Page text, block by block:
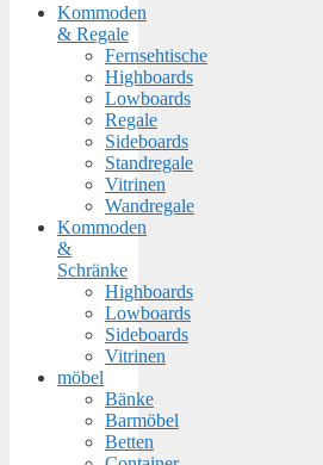
Kommoden
& Regale
Fernsehtische
Highboards
Lowboards
Regale
Sideboards
Standregale
Vitrinen
Wandregale
Kommoden
&
Schränke
Highboards
Lowboards
Sideboards
Vitrinen
möbel
Bänke
Barmöbel
Betten